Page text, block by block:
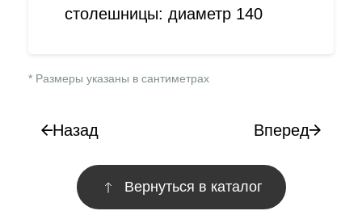
столешницы: диаметр 140
* Размеры указаны в сантиметрах
Назад Вперед
Вернуться в каталог